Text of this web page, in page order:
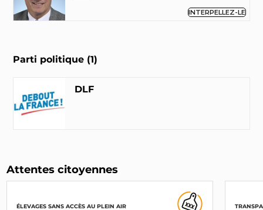
INTERPELLEZ-LE
Parti politique (1)
DLF
Attentes citoyennes
ÉLEVAGES SANS ACCÈS AU PLEIN AIR